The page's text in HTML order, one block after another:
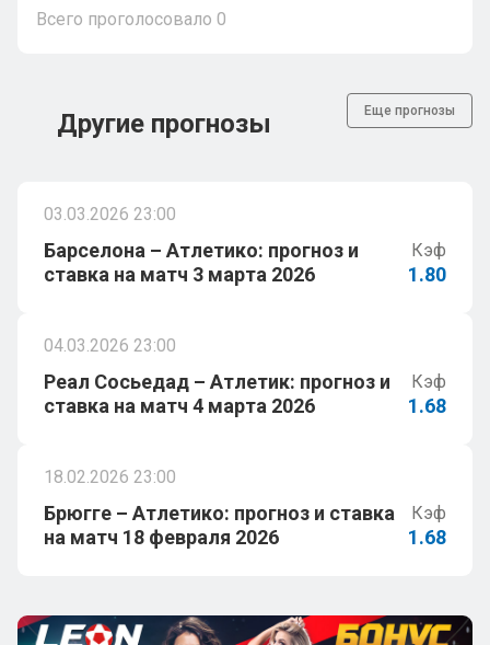
Всего проголосовало 0
Другие прогнозы Еще прогнозы
03.03.2026 23:00
Барселона – Атлетико: прогноз и
ставка на матч 3 марта 2026
Кэф
1.80
04.03.2026 23:00
Реал Сосьедад – Атлетик: прогноз и
ставка на матч 4 марта 2026
Кэф
1.68
18.02.2026 23:00
Брюгге – Атлетико: прогноз и ставка
на матч 18 февраля 2026
Кэф
1.68